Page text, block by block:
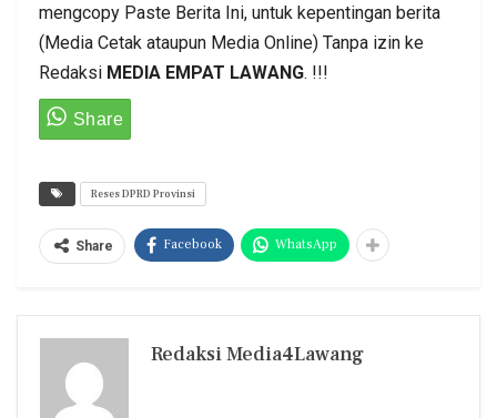
mengcopy Paste Berita Ini, untuk kepentingan berita
(Media Cetak ataupun Media Online) Tanpa izin ke
Redaksi MEDIA EMPAT LAWANG. !!!
Reses DPRD Provinsi
Share Facebook WhatsApp
Redaksi Media4Lawang